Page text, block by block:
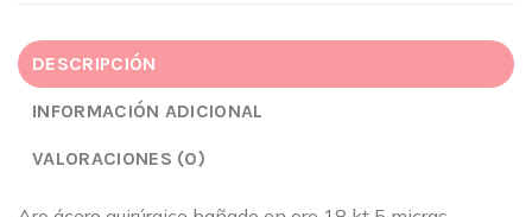
DESCRIPCIÓN
INFORMACIÓN ADICIONAL
VALORACIONES (0)